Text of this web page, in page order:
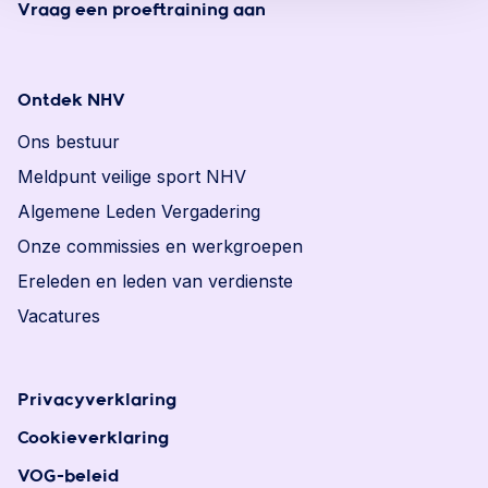
Vraag een proeftraining aan
Ontdek NHV
Ons bestuur
Meldpunt veilige sport NHV
Algemene Leden Vergadering
Onze commissies en werkgroepen
Ereleden en leden van verdienste
Vacatures
Privacyverklaring
Cookieverklaring
VOG-beleid